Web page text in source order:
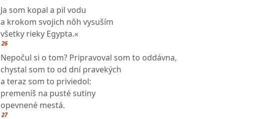
Ja som kopal a pil vodu
a krokom svojich nôh vysuším
všetky rieky Egypta.«
26
Nepočul si o tom? Pripravoval som to oddávna,
chystal som to od dní pravekých
a teraz som to priviedol:
premeníš na pusté sutiny
opevnené mestá.
27